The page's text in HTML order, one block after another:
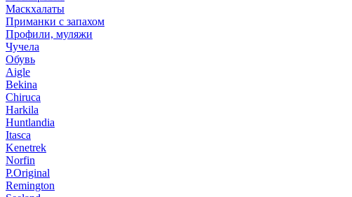
Маскхалаты
Приманки с запахом
Профили, муляжи
Чучела
Обувь
Aigle
Bekina
Chiruсa
Harkila
Huntlandia
Itasca
Kenetrek
Norfin
P.Original
Remington